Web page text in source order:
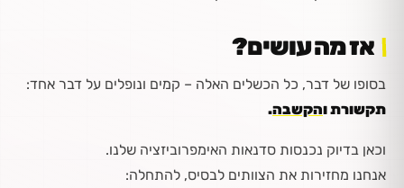
אז מה עושים?
בסופו של דבר, כל הכשלים האלה – קמים ונופלים על דבר אחד:
תקשורת והקשבה.
וכאן בדיוק נכנסות סדנאות האימפרוביזציה שלנו.
אנחנו מחזירות את הצוותים לבסיס, להתחלה: